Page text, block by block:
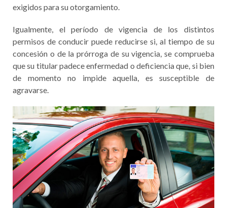
exigidos para su otorgamiento.
Igualmente, el período de vigencia de los distintos
permisos de conducir puede reducirse si, al tiempo de su
concesión o de la prórroga de su vigencia, se comprueba
que su titular padece enfermedad o deficiencia que, si bien
de momento no impide aquella, es susceptible de
agravarse.